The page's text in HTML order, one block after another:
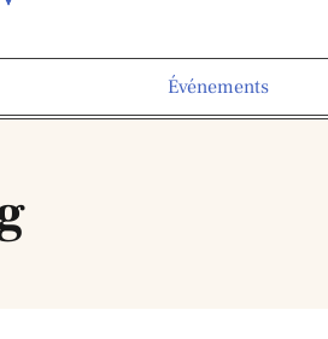
Événements